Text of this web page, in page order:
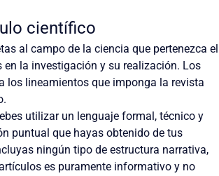
científico
al campo de la ciencia que pertenezca el
la investigación y su realización. Los
los lineamientos que imponga la revista
utilizar un lenguaje formal, técnico y
puntual que hayas obtenido de tus
ningún tipo de estructura narrativa,
es puramente informativo y no